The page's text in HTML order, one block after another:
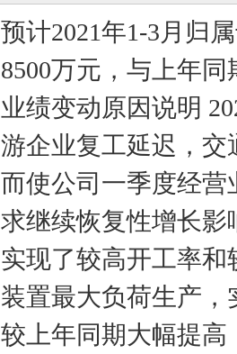
预计2021年1-3月归
8500万元，与上年同
业绩变动原因说明
游企业复工延迟，
而使公司一季度经营
求继续恢复性增长
实现了较高开工率
装置最大负荷生产
较上年同期大幅提